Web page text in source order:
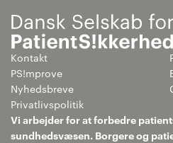
Kontakt
PS!mprove
Nyhedsbreve
Privatlivspolitik
Vi arbejder for at forbedre
sundhedsvæsen. Borgere og